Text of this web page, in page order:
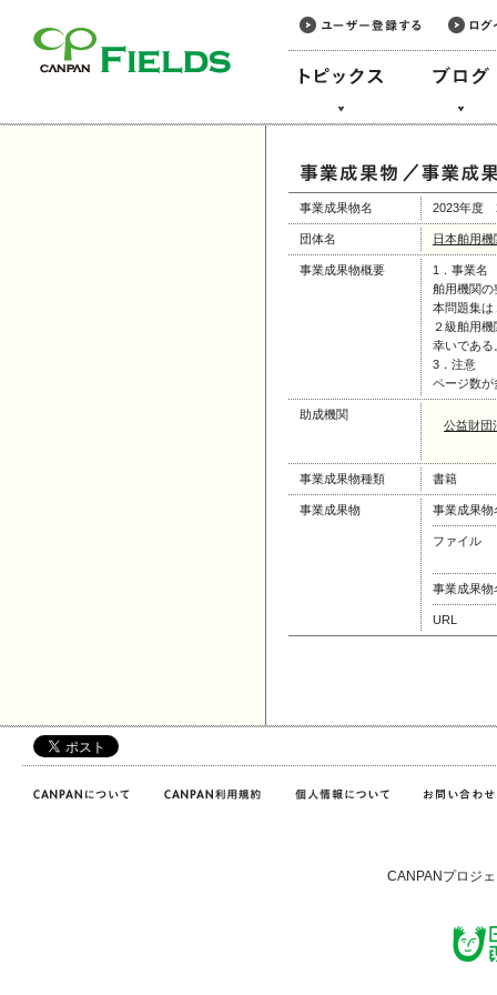
事業成果物名 2023年度
団体名 日本舶用
事業成果物概要
1．事業名
舶用機関の
本問題集は
２級舶用
幸いである
3．注意
ページ数が
助成機関
公益財団
事業成果物種類 書籍
事業成果物 事業成果物
ファイル
事業成果物
URL
CANPANプロジ